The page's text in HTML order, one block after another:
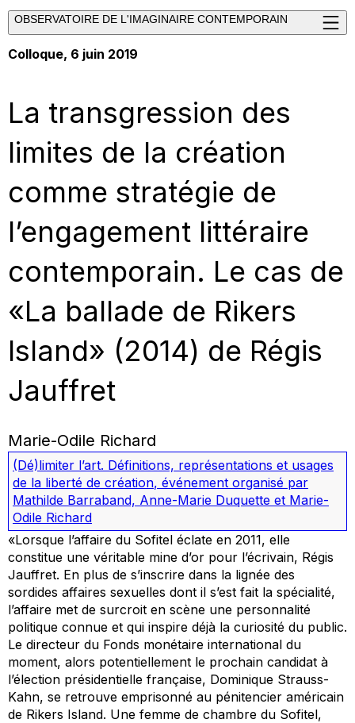
OBSERVATOIRE DE L'IMAGINAIRE CONTEMPORAIN
Colloque, 6 juin 2019
La transgression des
limites de la création
comme stratégie de
l’engagement littéraire
contemporain. Le cas de
«La ballade de Rikers
Island» (2014) de Régis
Jauffret
Marie-Odile Richard
(Dé)limiter l’art. Définitions, représentations et usages
de la liberté de création, événement organisé par
Mathilde Barraband, Anne-Marie Duquette et Marie-
Odile Richard
«Lorsque l’affaire du Sofitel éclate en 2011, elle
constitue une véritable mine d’or pour l’écrivain, Régis
Jauffret. En plus de s’inscrire dans la lignée des
sordides affaires sexuelles dont il s’est fait la spécialité,
l’affaire met de surcroit en scène une personnalité
politique connue et qui inspire déjà la curiosité du public.
Le directeur du Fonds monétaire international du
moment, alors potentiellement le prochain candidat à
l’élection présidentielle française, Dominique Strauss-
Kahn, se retrouve emprisonné au pénitencier américain
de Rikers Island. Une femme de chambre du Sofitel,